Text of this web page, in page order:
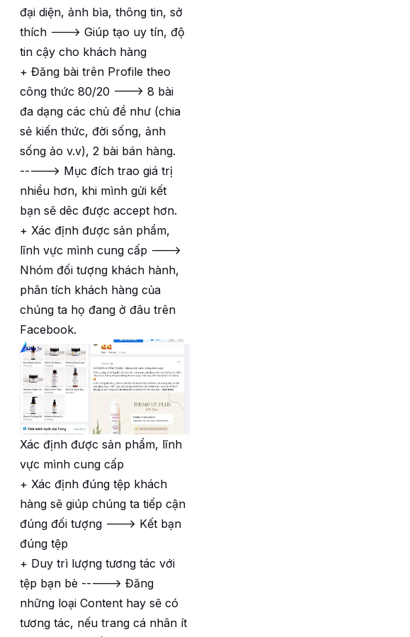
đại diện, ảnh bìa, thông tin, sở
thích ---> Giúp tạo uy tín, độ
tin cậy cho khách hàng
+ Đăng bài trên Profile theo
công thức 80/20 ---> 8 bài
đa dạng các chủ đề như (chia
sẻ kiến thức, đời sống, ảnh
sống ảo v.v), 2 bài bán hàng.
-----> Mục đích trao giá trị
nhiều hơn, khi mình gửi kết
bạn sẽ dêc được accept hơn.
+ Xác định được sản phẩm,
lĩnh vực mình cung cấp --->
Nhóm đối tượng khách hành,
phân tích khách hàng của
chúng ta họ đang ở đâu trên
Facebook.
Xác định được sản phẩm, lĩnh
vực mình cung cấp
+ Xác định đúng tệp khách
hàng sẽ giúp chúng ta tiếp cận
đúng đối tượng ---> Kết bạn
đúng tệp
+ Duy trì lượng tương tác với
tệp bạn bè -----> Đăng
những loại Content hay sẽ có
tương tác, nếu trang cá nhân ít